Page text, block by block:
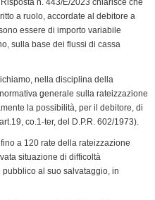
n. 443/E/2023 chiarisce che
a ruolo, accordate al debitore a
essere di importo variabile
sulla base dei flussi di cassa
nella disciplina della
generale sulla rateizzazione
la possibilità, per il debitore, di
co.1-ter, del D.P.R. 602/1973).
a 120 rate della rateizzazione
situazione di difficoltà
pubblico al suo salvataggio, in